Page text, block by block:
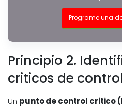
Programe una
Principio 2.
criticos de
Un punto de control critico